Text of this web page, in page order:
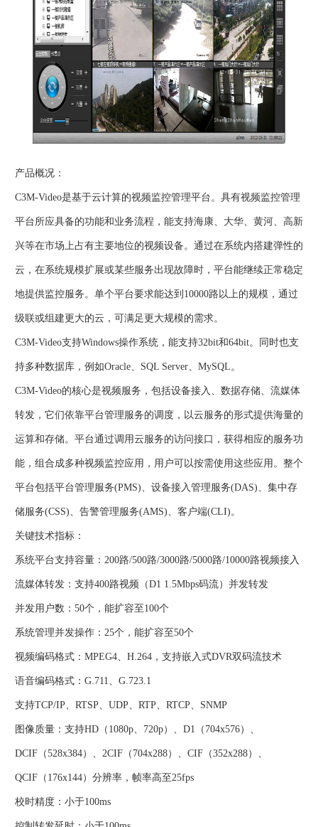
产品概况：
C3M-Video是基于云计算的视频监控管理平台。具有视频监控管理
平台所应具备的功能和业务流程，能支持海康、大华、黄河、高新
兴等在市场上占有主要地位的视频设备。通过在系统内搭建弹性的
云，在系统规模扩展或某些服务出现故障时，平台能继续正常稳定
地提供监控服务。单个平台要求能达到10000路以上的规模，通过
级联或组建更大的云，可满足更大规模的需求。
C3M-Video支持Windows操作系统，能支持32bit和64bit。同时也支
持多种数据库，例如Oracle、SQL Server、MySQL。
C3M-Video的核心是视频服务，包括设备接入、数据存储、流媒体
转发，它们依靠平台管理服务的调度，以云服务的形式提供海量的
运算和存储。平台通过调用云服务的访问接口，获得相应的服务功
能，组合成多种视频监控应用，用户可以按需使用这些应用。整个
平台包括平台管理服务(PMS)、设备接入管理服务(DAS)、集中存
储服务(CSS)、告警管理服务(AMS)、客户端(CLI)。
关键技术指标：
系统平台支持容量：200路/500路/3000路/5000路/10000路视频接入
流媒体转发：支持400路视频（D1 1.5Mbps码流）并发转发
并发用户数：50个，能扩容至100个
系统管理并发操作：25个，能扩容至50个
视频编码格式：MPEG4、H.264，支持嵌入式DVR双码流技术
语音编码格式：G.711、G.723.1
支持TCP/IP、RTSP、UDP、RTP、RTCP、SNMP
图像质量：支持HD（1080p、720p）、D1（704x576）、
DCIF（528x384）、2CIF（704x288）、CIF（352x288）、
QCIF（176x144）分辨率，帧率高至25fps
校时精度：小于100ms